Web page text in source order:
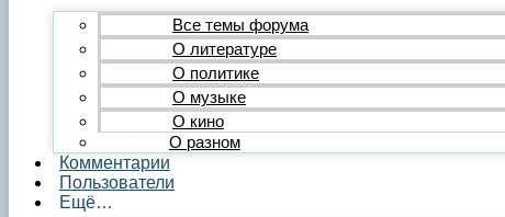
Все темы форума
О литературе
О политике
О музыке
О кино
О разном
Комментарии
Пользователи
Ещё…
Миниатюра
Сатира и юмор
Сказка
Публицистика
Статья
Обзор
Очерк
Эссе
Интервью
Критика